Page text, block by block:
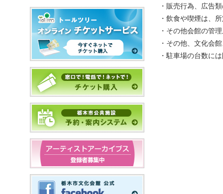
・販売行為、広告
・飲食や喫煙は、
・その他会館の管
・その他、文化会
・駐車場の台数に